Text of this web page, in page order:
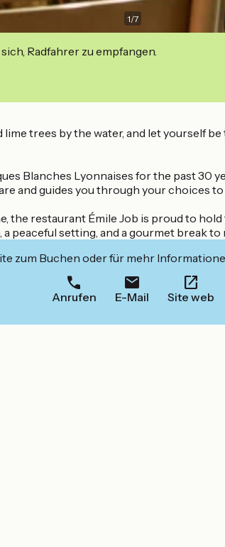
1/7
Radfahrer zu empfangen.
lime trees by the water, and let yourself
Blanches Lyonnaises for the past 30
and guides you through your choices
the restaurant Émile Job is proud to
a peaceful setting, and a gourmet break
zum Buchen oder für mehr
Anrufen E-Mail Site web